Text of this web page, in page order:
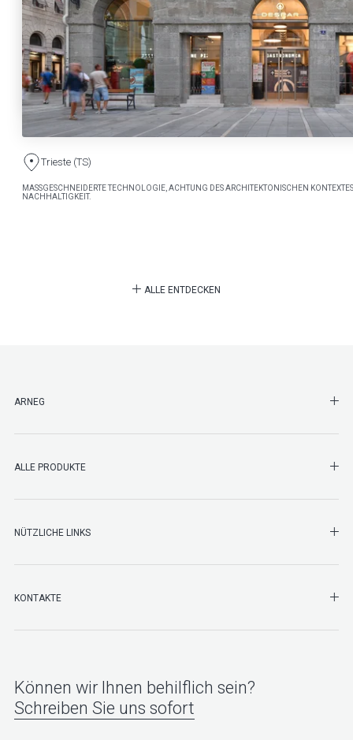
Trieste (TS)
MASSGESCHNEIDERTE TECHNOLOGIE, ACHTUNG DES ARCHITEKTONISCHEN
NACHHALTIGKEIT.
ALLE ENTDECKEN
ARNEG
ALLE PRODUKTE
NÜTZLICHE LINKS
KONTAKTE
Können wir Ihnen behilflich sein?
Schreiben Sie uns sofort